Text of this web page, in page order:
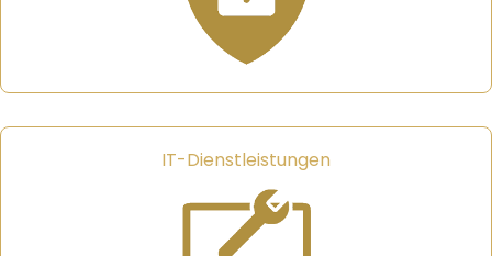
IT-Dienstleistungen